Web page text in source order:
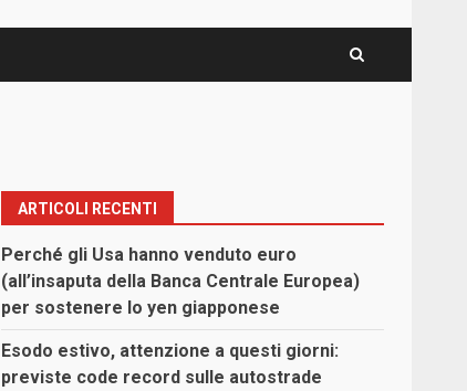
ARTICOLI RECENTI
Perché gli Usa hanno venduto euro
(all’insaputa della Banca Centrale Europea)
per sostenere lo yen giapponese
Esodo estivo, attenzione a questi giorni:
previste code record sulle autostrade